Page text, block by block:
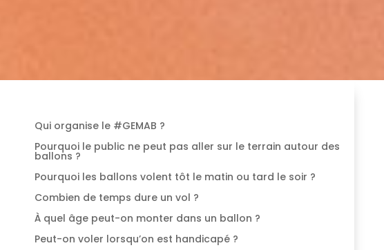
Qui organise le #GEMAB ?
Pourquoi le public ne peut pas aller sur le terrain autour des
ballons ?
Pourquoi les ballons volent tôt le matin ou tard le soir ?
Combien de temps dure un vol ?
À quel âge peut-on monter dans un ballon ?
Peut-on voler lorsqu’on est handicapé ?